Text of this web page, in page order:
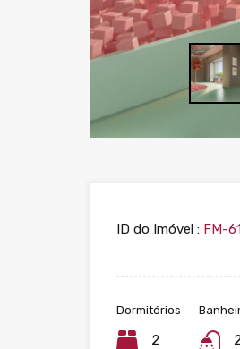
ID do Imóvel : FM-
Dormitórios
2 2